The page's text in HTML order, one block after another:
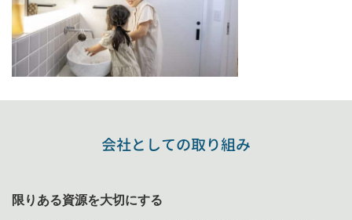
会社としての取り組み
限りある資源を大切にする